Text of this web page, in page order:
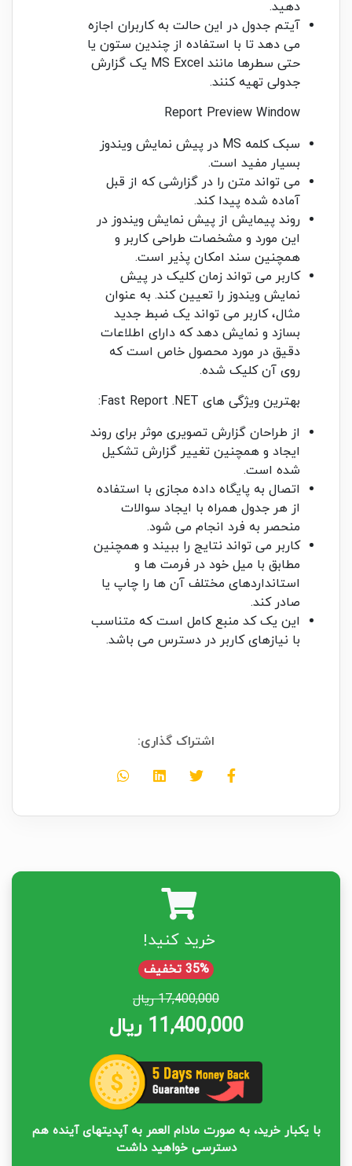
دهید.
آیتم جدول در این حالت به کاربران اجازه
می دهد تا با استفاده از چندین ستون یا
حتی سطرها مانند MS Excel یک گزارش
جدولی تهیه کنند.
Report Preview Window
سبک کلمه MS در پیش نمایش ویندوز
بسیار مفید است.
می تواند متن را در گزارشی که از قبل
آماده شده پیدا کند.
روند پیمایش از پیش نمایش ویندوز در
این مورد و مشخصات طراحی کاربر و
همچنین سند امکان پذیر است.
کاربر می تواند زمان کلیک در پیش
نمایش ویندوز را تعیین کند. به عنوان
مثال، کاربر می تواند یک ضبط جدید
بسازد و نمایش دهد که دارای اطلاعات
دقیق در مورد محصول خاص است که
روی آن کلیک شده.
بهترین ویژگی های Fast Report .NET:
از طراحان گزارش تصویری موثر برای روند
ایجاد و همچنین تغییر گزارش تشکیل
شده است.
اتصال به پایگاه داده مجازی با استفاده
از هر جدول همراه با ایجاد سوالات
منحصر به فرد انجام می شود.
کاربر می تواند نتایج را ببیند و همچنین
مطابق با میل خود در فرمت ها و
استانداردهای مختلف آن ها را چاپ یا
صادر کند.
این یک کد منبع کامل است که متناسب
با نیازهای کاربر در دسترس می باشد.
اشتراک گذاری:
خرید کنید!
35% تخفیف
17,400,000 ریال
11,400,000 ریال
با یکبار خرید، به صورت مادام العمر به آپدیتهای آینده هم
دسترسی خواهید داشت